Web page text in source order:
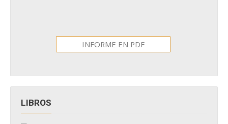
INFORME EN PDF
LIBROS